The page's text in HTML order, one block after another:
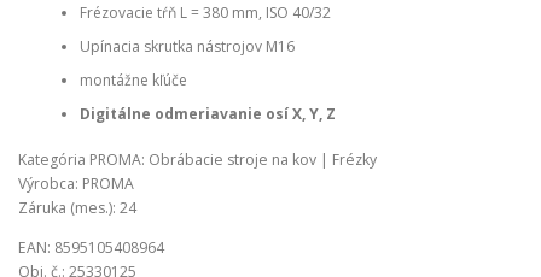
Frézovacie tŕň L = 380 mm, ISO 40/32
Upínacia skrutka nástrojov M16
montážne kľúče
Digitálne odmeriavanie osí X, Y, Z
Kategória PROMA: Obrábacie stroje na kov | Frézky
Výrobca: PROMA
Záruka (mes.): 24
EAN: 8595105408964
Obj. č.: 25330125